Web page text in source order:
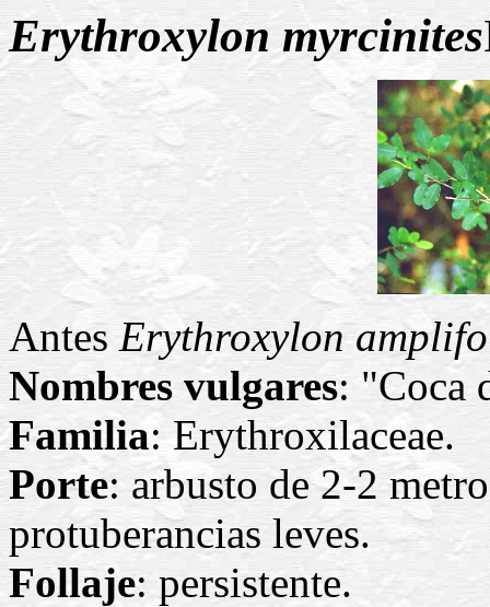
Erythroxylon myrcinites
Antes Erythroxylon
Nombres vulgares: "Coca
Familia: Erythroxilaceae.
Porte: arbusto de 2-2
protuberancias leves.
Follaje: persistente.